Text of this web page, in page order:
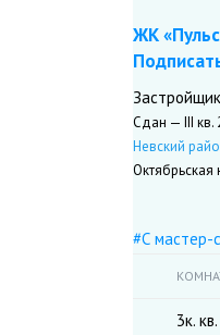
ЖК
Застройщик
Сдан — III кв.
Невский
Октябрьская
#С мастер-
3к. кв.